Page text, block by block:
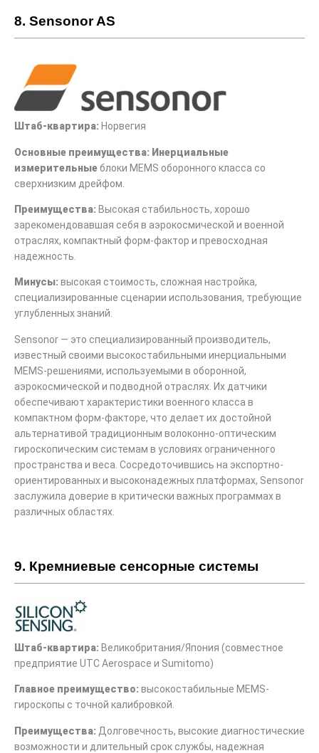
8. Sensonor AS
Штаб-квартира: Норвегия
Основные преимущества: Инерциальные
измерительныеблоки MEMS оборонного класса со
сверхнизким дрейфом.
Преимущества: Высокая стабильность, хорошо
зарекомендовавшая себя в аэрокосмической и военной
отраслях, компактный форм-фактор и превосходная
надежность.
Минусы: высокая стоимость, сложная настройка,
специализированные сценарии использования, требующие
углубленных знаний.
Sensonor — это специализированный производитель,
известный своими высокостабильными инерциальными
MEMS-решениями, используемыми в оборонной,
аэрокосмической и подводной отраслях. Их датчики
обеспечивают характеристики военного класса в
компактном форм-факторе, что делает их достойной
альтернативой традиционным волоконно-оптическим
гироскопическим системам в условиях ограниченного
пространства и веса. Сосредоточившись на экспортно-
ориентированных и высоконадежных платформах, Sensonor
заслужила доверие в критически важных программах в
различных областях.
9. Кремниевые сенсорные системы
Штаб-квартира: Великобритания/Япония (совместное
предприятие UTC Aerospace и Sumitomo)
Главное преимущество: высокостабильные MEMS-
гироскопы с точной калибровкой.
Преимущества: Долговечность, высокие диагностические
возможности и длительный срок службы, надежная